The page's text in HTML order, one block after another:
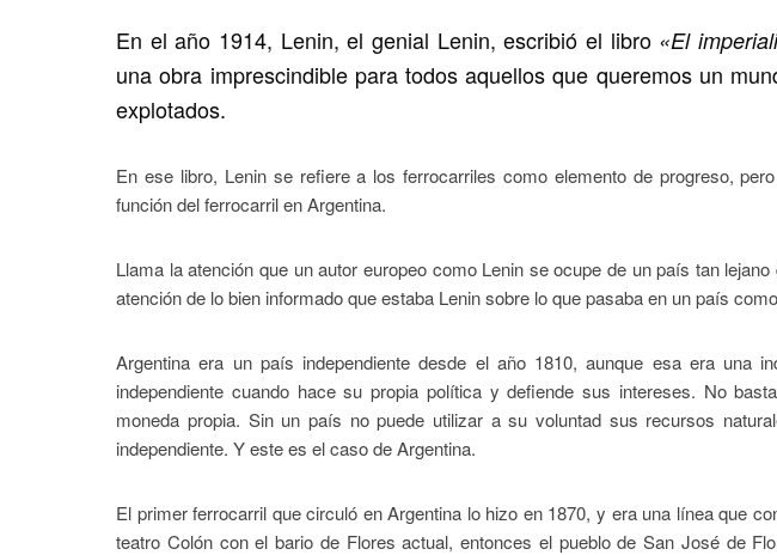
En el año 1914, Lenin, el genial Lenin, escribió el libro «El
una obra imprescindible para todos aquellos que queremos un
explotados.
En ese libro, Lenin se refiere a los ferrocarriles como elemento de progreso,
función del ferrocarril en Argentina.
Llama la atención que un autor europeo como Lenin se ocupe de un país tan
atención de lo bien informado que estaba Lenin sobre lo que pasaba en un país
Argentina era un país independiente desde el año 1810, aunque esa era una
independiente cuando hace su propia política y defiende sus intereses. No
moneda propia. Sin un país no puede utilizar a su voluntad sus recursos
independiente. Y este es el caso de Argentina.
El primer ferrocarril que circuló en Argentina lo hizo en 1870, y era una línea que
teatro Colón con el bario de Flores actual, entonces el pueblo de San José de